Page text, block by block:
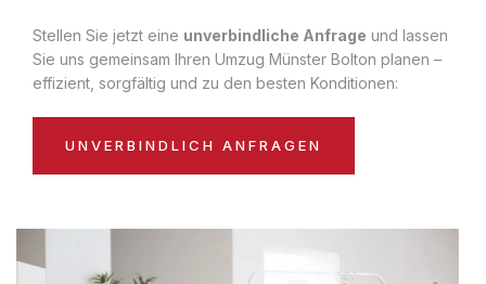
Stellen Sie jetzt eine unverbindliche Anfrage und lassen
Sie uns gemeinsam Ihren Umzug Münster Bolton planen –
effizient, sorgfältig und zu den besten Konditionen:
UNVERBINDLICH ANFRAGEN